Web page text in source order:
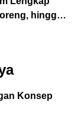
hingga
Konsep